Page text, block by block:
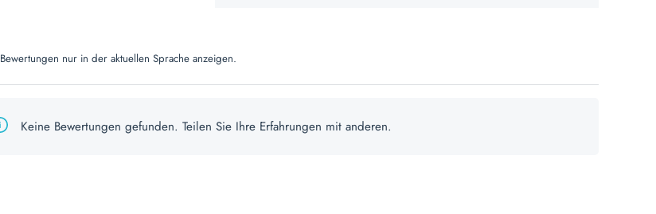
Bewertungen nur in der aktuellen Sprache anzeigen.
Keine Bewertungen gefunden. Teilen Sie Ihre Erfahrungen mit anderen.